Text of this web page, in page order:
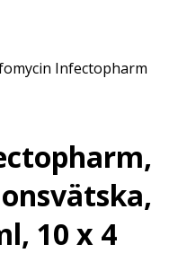
Infectopharm
10 x 4